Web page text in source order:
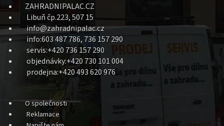
ZAHRADNIPALAC.CZ
Libuň čp.223, 507 15
info@zahradnipalac.cz
info:603 487 786, 736 157 290
servis:+420 736 157 290
objednávky:+420 730 101 004
prodejna:+420 493 620 976
O společnosti
Reklamace